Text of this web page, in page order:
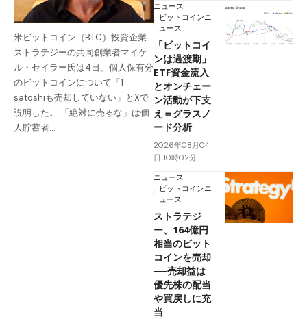
米ビットコイン（BTC）投資企業
ストラテジーの共同創業者マイケ
ル・セイラー氏は4日、個人保有分
のビットコインについて「1
satoshiも売却していない」とXで
説明した。 「絶対に売るな」は個
人貯蓄者…
ニュース
ビットコインニ
ュース
「ビットコイ
ンは過渡期」
ETF資金流入
とオンチェー
ン活動が下支
え＝グラスノ
ード分析
2026年08月04
日 10時02分
ニュース
ビットコインニ
ュース
ストラテジ
ー、164億円
相当のビット
コインを売却
──売却益は
優先株の配当
や買戻しに充
当